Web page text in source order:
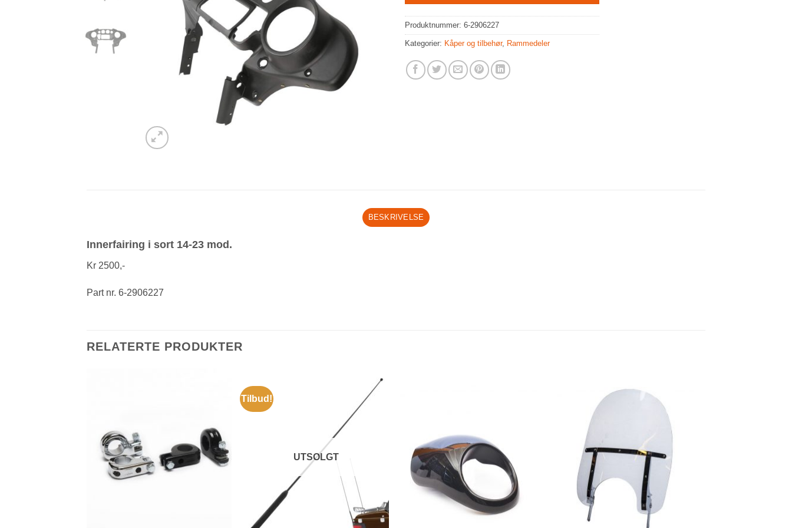
Produktnummer: 6-2906227
Kategorier: Kåper og tilbehør, Rammedeler
BESKRIVELSE
Innerfairing i sort 14-23 mod.
Kr 2500,-
Part nr. 6-2906227
RELATERTE PRODUKTER
Tilbud!
UTSOLGT